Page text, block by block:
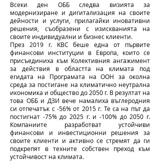
Всеки ден ОББ следва визията за
модернизиране и дигитализация на своите
дейности и услуги, прилагайки иновативни
решения, съобразени с изискванията на
своите индивидуални и бизнес клиенти.
През 2019 г. KBC беше една от първите
финансови институции в Европа, които се
присъединиха към Колективния ангажимент
за действия в областта на климата под
егидата на Програмата на ООН за околна
среда за постигане на климатично неутрална
икономика и общество до 2050 г. В резултат на
това ОББ и ДЗИ вече намалиха въглеродния
си отпечатък с -56% от 2015 г. Те са на път да
постигнат -75% до 2025 г. и -100% до 2050 г.
Компаниите разработват устойчиви
финансови и инвестиционни решения за
своите клиенти и активно се стремят да ги
подкрепят в техните собствен преход към
устойчивост на климата.